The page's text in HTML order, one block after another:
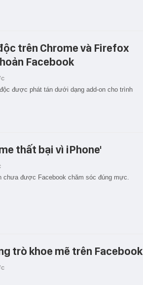
trên Chrome và Firefox
Facebook
được phát tán dưới dạng add-on cho trình
thất bại vì iPhone'
chưa được Facebook chăm sóc đúng mực.
trò khoe mẽ trên Facebook